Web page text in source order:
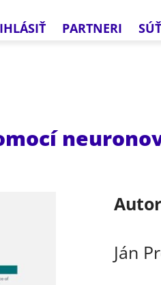
PARTNERI
Ján